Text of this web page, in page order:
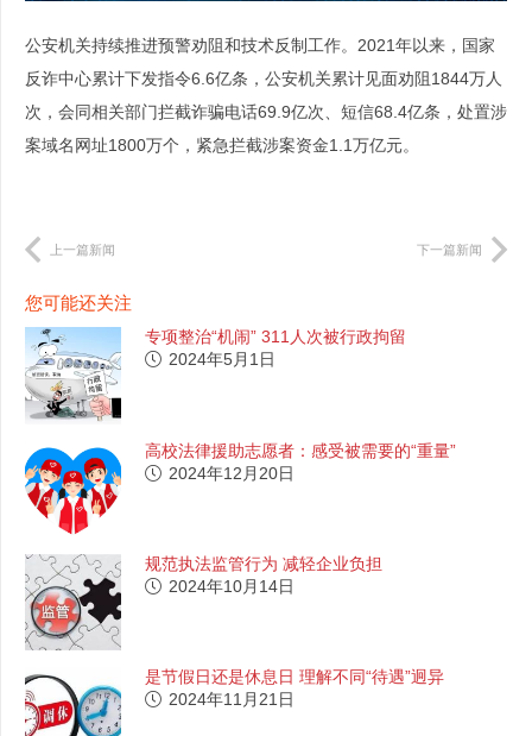
公安机关持续推进预警劝阻和技术反制工作。2021年以来，国家
反诈中心累计下发指令6.6亿条，公安机关累计见面劝阻1844万人
次，会同相关部门拦截诈骗电话69.9亿次、短信68.4亿条，处置涉
案域名网址1800万个，紧急拦截涉案资金1.1万亿元。
上一篇新闻 下一篇新闻
您可能还关注
专项整治“机闹” 311人次被行政拘留
2024年5月1日
高校法律援助志愿者：感受被需要的“重量”
2024年12月20日
规范执法监管行为 减轻企业负担
2024年10月14日
是节假日还是休息日 理解不同“待遇”迥异
2024年11月21日